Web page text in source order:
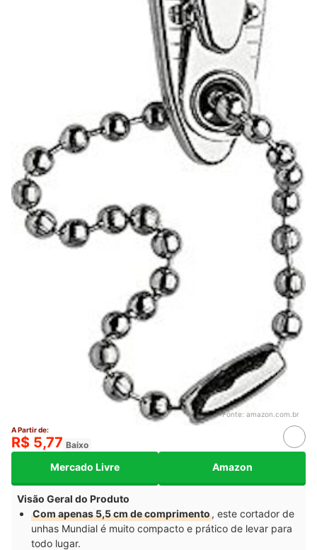
Fonte: amazon.com.br
A Partir de:
R$ 5,77 Baixo
Mercado Livre Amazon
Visão Geral do Produto
Com apenas 5,5 cm de comprimento, este cortador de
unhas Mundial é muito compacto e prático de levar para
todo lugar.